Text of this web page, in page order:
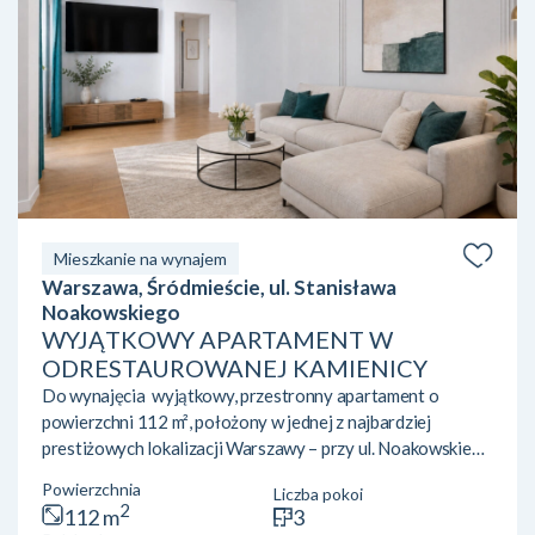
Mieszkanie na wynajem
Warszawa, Śródmieście, ul. Stanisława
Noakowskiego
WYJĄTKOWY APARTAMENT W
ODRESTAUROWANEJ KAMIENICY
Do wynajęcia wyjątkowy, przestronny apartament o
powierzchni 112 m², położony w jednej z najbardziej
prestiżowych lokalizacji Warszawy – przy ul. Noakowskiego
Apartament zachwyca przedwojennym charakterem,
elegancją oraz ponadstandardową wysokością
Powierzchnia
112 m2
Liczba pokoi
3